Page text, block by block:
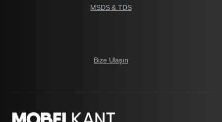
MSDS & TDS
Bize Ulaşın